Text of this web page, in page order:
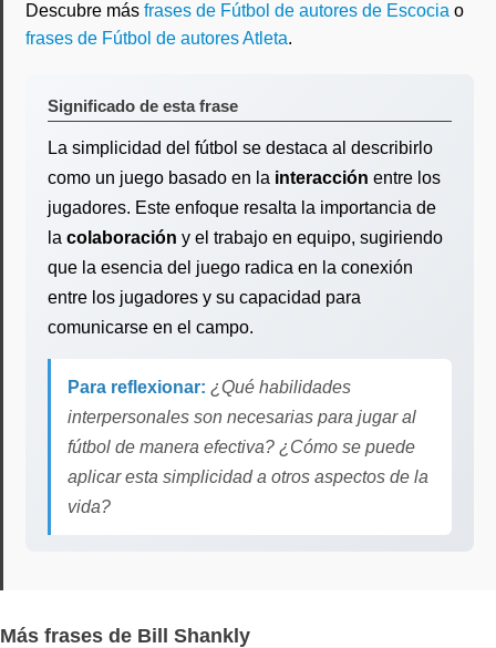
Descubre más frases de Fútbol de autores de Escocia o
frases de Fútbol de autores Atleta.
Significado de esta frase
La simplicidad del fútbol se destaca al describirlo
como un juego basado en la interacción entre los
jugadores. Este enfoque resalta la importancia de
la colaboración y el trabajo en equipo, sugiriendo
que la esencia del juego radica en la conexión
entre los jugadores y su capacidad para
comunicarse en el campo.
Para reflexionar: ¿Qué habilidades
interpersonales son necesarias para jugar al
fútbol de manera efectiva? ¿Cómo se puede
aplicar esta simplicidad a otros aspectos de la
vida?
Más frases de Bill Shankly